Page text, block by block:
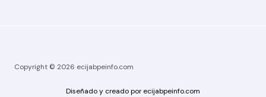
Copyright © 2026 ecijabpeinfo.com
Diseñado y creado por ecijabpeinfo.com